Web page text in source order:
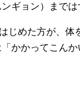
ギョン）まで
じめた方が、
かかってこん